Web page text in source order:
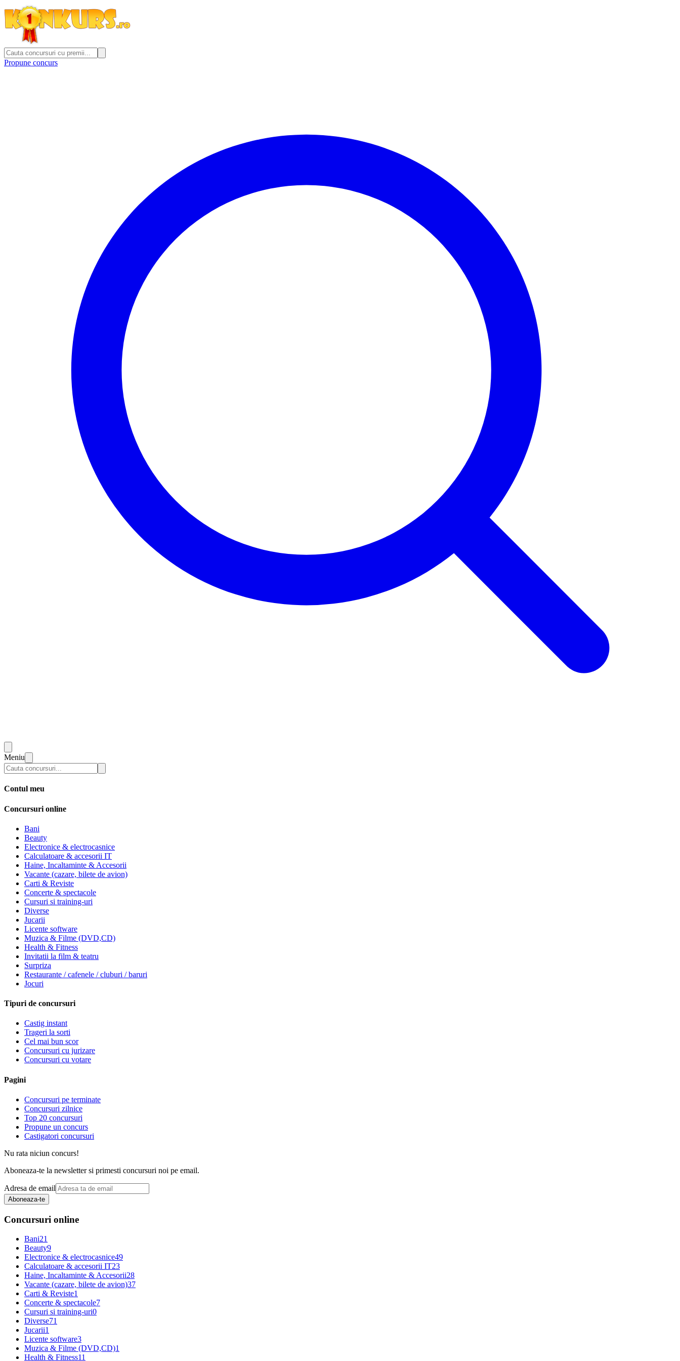
Propune concurs
Meniu
Contul meu
Concursuri online
Bani
Beauty
Electronice & electrocasnice
Calculatoare & accesorii IT
Haine, Incaltaminte & Accesorii
Vacante (cazare, bilete de avion)
Carti & Reviste
Concerte & spectacole
Cursuri si training-uri
Diverse
Jucarii
Licente software
Muzica & Filme (DVD,CD)
Health & Fitness
Invitatii la film & teatru
Surpriza
Restaurante / cafenele / cluburi / baruri
Jocuri
Tipuri de concursuri
Castig instant
Trageri la sorti
Cel mai bun scor
Concursuri cu jurizare
Concursuri cu votare
Pagini
Concursuri pe terminate
Concursuri zilnice
Top 20 concursuri
Propune un concurs
Castigatori concursuri
Nu rata niciun concurs!
Aboneaza-te la newsletter si primesti concursuri noi pe email.
Adresa de email
Aboneaza-te
Concursuri online
Bani21
Beauty9
Electronice & electrocasnice49
Calculatoare & accesorii IT23
Haine, Incaltaminte & Accesorii28
Vacante (cazare, bilete de avion)37
Carti & Reviste1
Concerte & spectacole7
Cursuri si training-uri0
Diverse71
Jucarii1
Licente software3
Muzica & Filme (DVD,CD)1
Health & Fitness11